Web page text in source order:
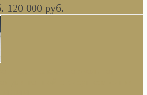
120 000 руб.
раковина овальная
для ванной с рисунком синяя